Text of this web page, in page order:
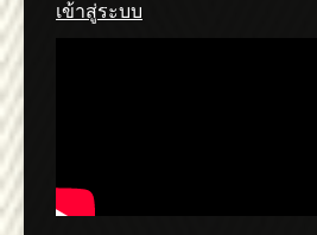
เข้าสู่ระบบ